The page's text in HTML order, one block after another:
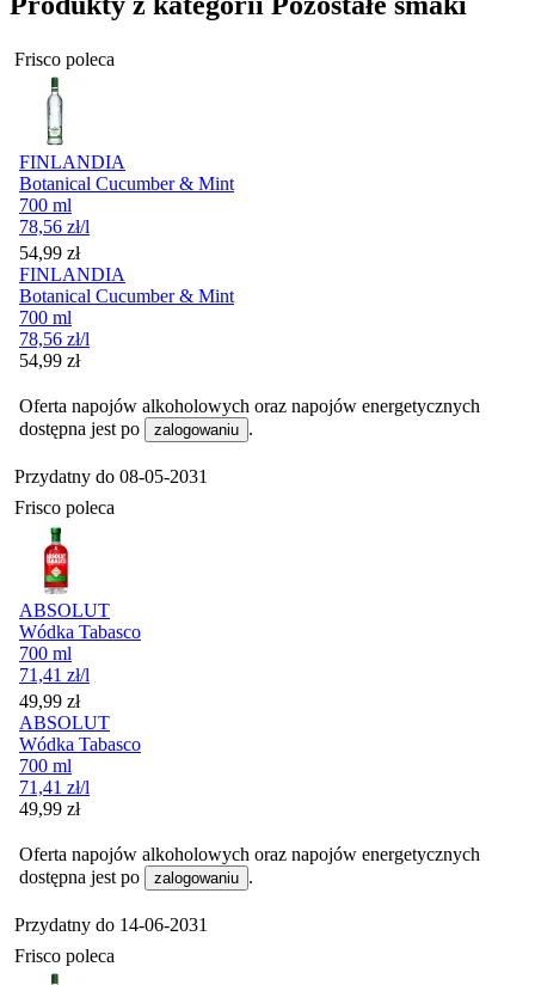
Frisco poleca
FINLANDIA
Botanical Cucumber & Mint
700 ml
78,56 zł/l
Cena
54,99 zł
FINLANDIA
Botanical Cucumber & Mint
700 ml
78,56 zł/l
Cena
54,99 zł
Oferta napojów alkoholowych oraz napojów energetycznych
dostępna jest po
zalogowaniu .
Przydatny do 08-05-2031
Frisco poleca
ABSOLUT
Wódka Tabasco
700 ml
71,41 zł/l
Cena
49,99 zł
ABSOLUT
Wódka Tabasco
700 ml
71,41 zł/l
Cena
49,99 zł
Oferta napojów alkoholowych oraz napojów energetycznych
dostępna jest po
zalogowaniu .
Przydatny do 14-06-2031
Frisco poleca